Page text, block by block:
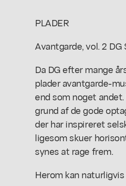
PLADER
Avantgarde, vol. 2 DG
Da DG efter mange
plader avantgarde-
end som noget
grund af de gode
der har inspireret
ligesom skuer
synes at rage frem.
Herom kan